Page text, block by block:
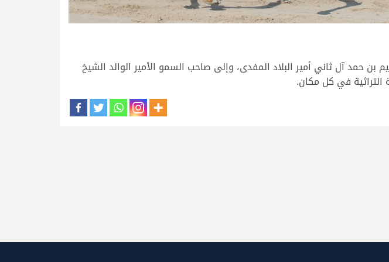
حمد آل ثاني أمير البلاد المفدى، وإلى صاحب السمو الأمير الوالد الشيخ
في كل مكان.